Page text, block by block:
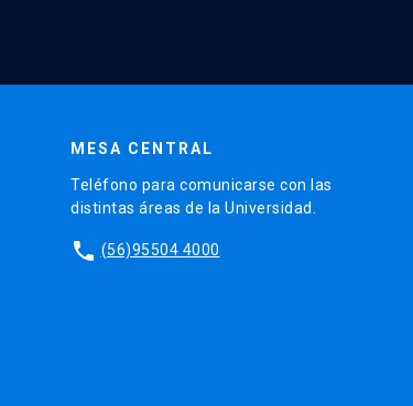
MESA CENTRAL
Teléfono para comunicarse con las
distintas áreas de la Universidad.
phone (56)95504 4000